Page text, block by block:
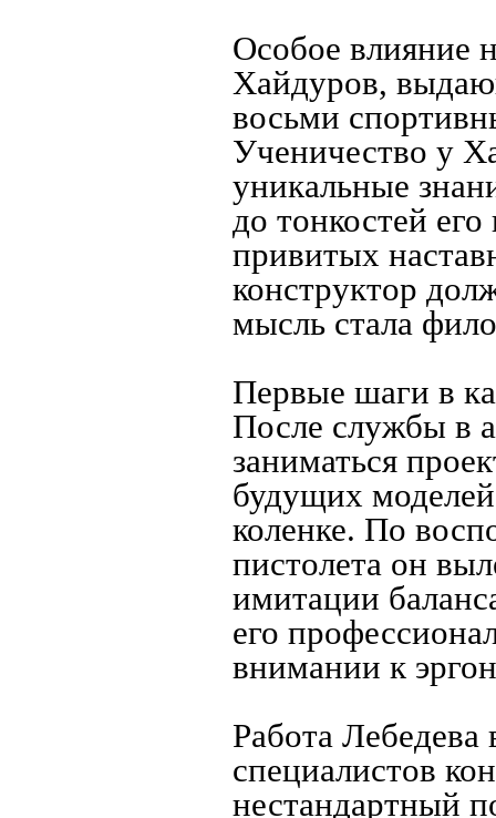
Особое влияние
Хайдуров,
восьми
Ученичество у
уникальные
до тонкостей
привитых
конструктор
мысль стала
Первые шаги в
После службы в
заниматься
будущих
коленке. По
пистолета он
имитации
его
внимании к
Работа Лебедева
специалистов
нестандартный